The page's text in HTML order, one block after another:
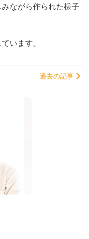
ながら作られた様子
います。
過去の記事